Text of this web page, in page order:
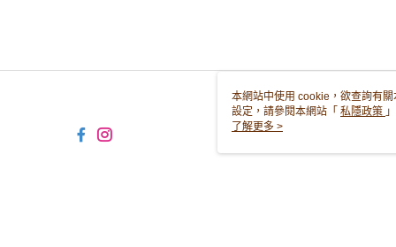
本網站中使用 cookie，欲查詢有
設定，請參閱本網站「 私隱政策
用 cookie。
了解更多 >